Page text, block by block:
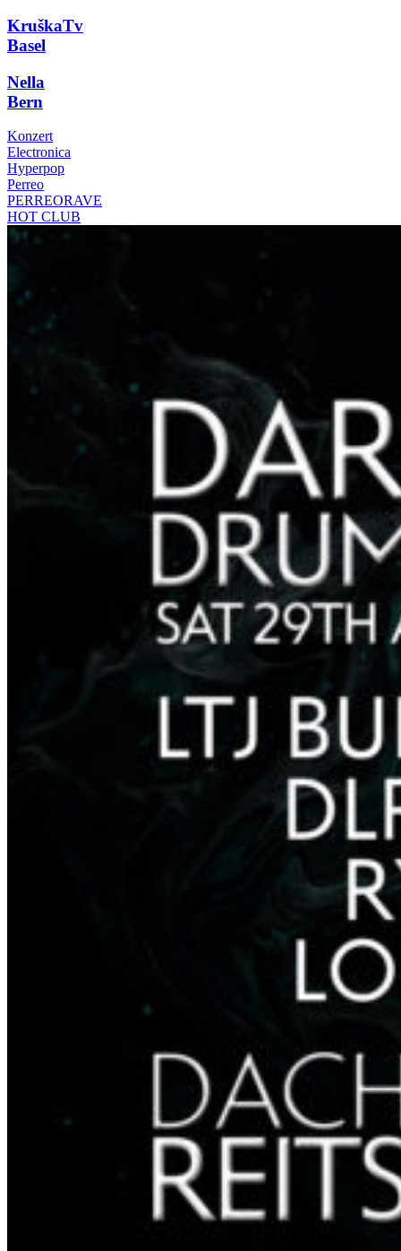
KruškaTv
Basel
Nella
Bern
Konzert
Electronica
Hyperpop
Perreo
PERREORAVE
HOT CLUB